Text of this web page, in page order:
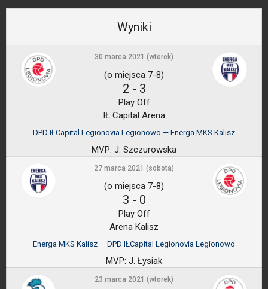
Wyniki
30 marca 2021 (wtorek)
(o miejsca 7-8)
2 - 3
Play Off
IŁ Capital Arena
DPD IŁCapital Legionovia Legionowo — Energa MKS Kalisz
MVP: J. Szczurowska
27 marca 2021 (sobota)
(o miejsca 7-8)
3 - 0
Play Off
Arena Kalisz
Energa MKS Kalisz — DPD IŁCapital Legionovia Legionowo
MVP: J. Łysiak
23 marca 2021 (wtorek)